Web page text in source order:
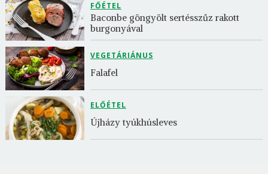
FŐÉTEL
Baconbe göngyölt sertésszűz rakott
burgonyával
VEGETÁRIÁNUS
Falafel
ELŐÉTEL
Újházy tyúkhúsleves